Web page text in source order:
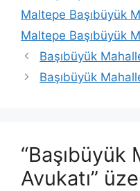
Maltepe Başıbüyük
Maltepe Başıbüyük
Başıbüyük
Başıbüyük
“Başıbüyük
Avukatı”